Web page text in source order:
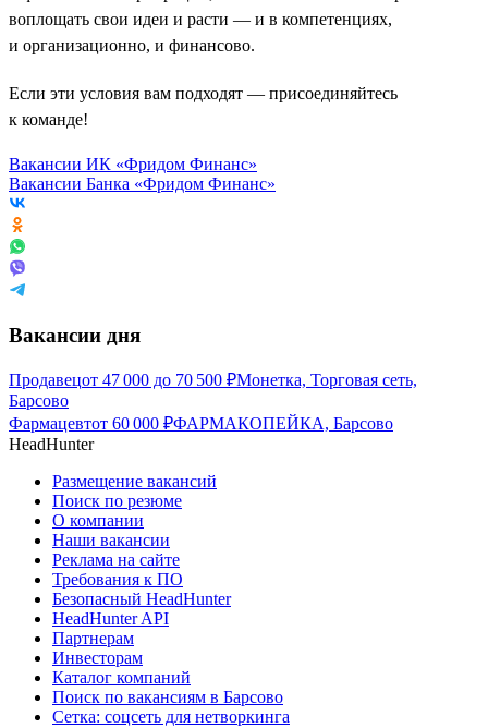
воплощать свои идеи и расти — и в компетенциях,
и организационно, и финансово.
Если эти условия вам подходят — присоединяйтесь
к команде!
Вакансии ИК «Фридом Финанс»
Вакансии Банка «Фридом Финанс»
Вакансии дня
Продавецот 47 000 до 70 500 ₽Монетка, Торговая сеть,
Барсово
Фармацевтот 60 000 ₽ФАРМАКОПЕЙКА, Барсово
HeadHunter
Размещение вакансий
Поиск по резюме
О компании
Наши вакансии
Реклама на сайте
Требования к ПО
Безопасный HeadHunter
HeadHunter API
Партнерам
Инвесторам
Каталог компаний
Поиск по вакансиям в Барсово
Сетка: соцсеть для нетворкинга